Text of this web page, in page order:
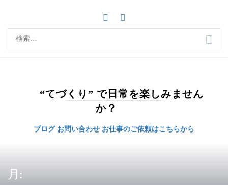
テ
“てづくり” で日常を楽しみません
か？
ブログ お問い合わせ お仕事のご依頼はこちらから
月: